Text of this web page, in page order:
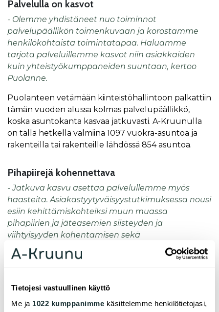
Tietojesi vastuullinen käyttö
Me ja 1022 kumppanimme käsittelemme henkilötietojasi,
Palvelulla on kasvot
- Olemme yhdistäneet nuo toiminnot
palvelupäällikön toimenkuvaan ja korostamme
henkilökohtaista toimintatapaa. Haluamme
tarjota palveluillemme kasvot niin asiakkaiden
kuin yhteistyökumppaneiden suuntaan, kertoo
Puolanne.
Puolanteen vetämään kiinteistöhallintoon palkattiin
tämän vuoden alussa kolmas palvelupäällikkö,
koska asuntokanta kasvaa jatkuvasti. A-Kruunulla
on tällä hetkellä valmiina 1097 vuokra-asuntoa ja
rakenteilla tai rakenteille lähdössä 854 asuntoa.
Pihapiirejä kohennettava
- Jatkuva kasvu asettaa palvelullemme myös
haasteita. Asiakastyytyväisyystutkimuksessa nousi
esiin kehittämiskohteiksi muun muassa
pihapiirien ja jäteasemien siisteyden ja
viihtyisyyden kohentamisen sekä
asukastoiminnan aktivoimisen. Pyrimme sitä
varten kehittämään koko ajan muun muassa
Tutkimuksessa kysyttiin myös mieluisinta tapaa, jolla
vuokranantaja voisi lähestyä tiedotusasioissa.